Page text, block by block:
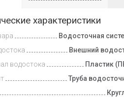
характеристики
Водосточная
Внешний
водостока
Пластик
Труба